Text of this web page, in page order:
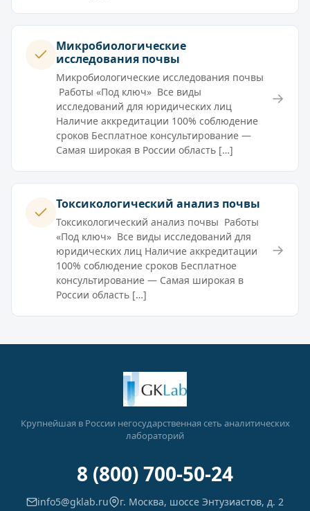
Микробиологические
исследования почвы
Микробиологические исследования почвы
Работы «Под ключ» Все виды
исследований для юридических лиц
Наличие аккредитации 100% соблюдение
сроков Бесплатное консультирование —
Самая широкая в России область […]
→
Токсикологический анализ почвы
Токсикологический анализ почвы Работы
«Под ключ» Все виды исследований для
юридических лиц Наличие аккредитации
100% соблюдение сроков Бесплатное
консультирование — Самая широкая в
России область […]
→
Крупнейшая в России негосударственная сеть аналитических
лабораторий
8 (800) 700-50-24
info5@gklab.ru г. Москва, шоссе Энтузиастов, д. 2